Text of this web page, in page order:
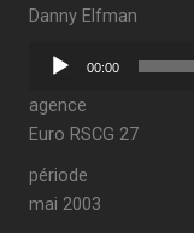
Danny Elfman
Lecteur
00:00
agence
Euro RSCG 27
période
mai 2003